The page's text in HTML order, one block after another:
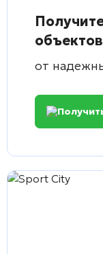
от